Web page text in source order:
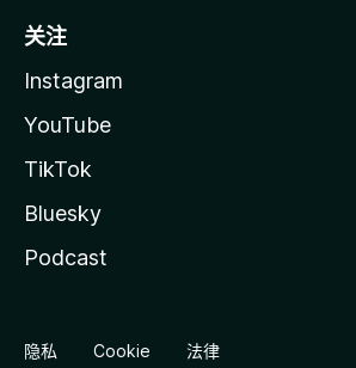
关注
Instagram
YouTube
TikTok
Bluesky
Podcast
隐私 Cookie 法律